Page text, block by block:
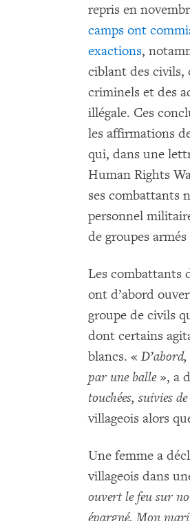
repris en
camps ont
exactions,
ciblant des civils,
criminels et des
illégale. Ces
les affirmations
qui, dans une
Human Rights
ses combattants
personnel
de groupes
Les combattants
ont d’abord
groupe de civils
dont certains
blancs. «
par une balle», a
touchées, suivies
villageois alors
Une femme a
villageois dans
ouvert le feu sur
épargné. Mon